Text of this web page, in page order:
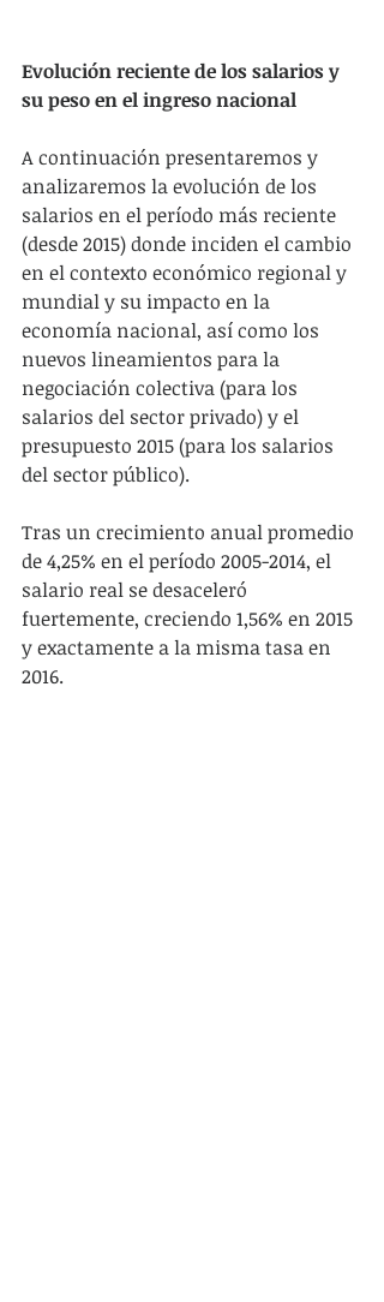
Evolución reciente de los salarios y
su peso en el ingreso nacional
A continuación presentaremos y
analizaremos la evolución de los
salarios en el período más reciente
(desde 2015) donde inciden el cambio
en el contexto económico regional y
mundial y su impacto en la
economía nacional, así como los
nuevos lineamientos para la
negociación colectiva (para los
salarios del sector privado) y el
presupuesto 2015 (para los salarios
del sector público).
Tras un crecimiento anual promedio
de 4,25% en el período 2005-2014, el
salario real se desaceleró
fuertemente, creciendo 1,56% en 2015
y exactamente a la misma tasa en
2016.